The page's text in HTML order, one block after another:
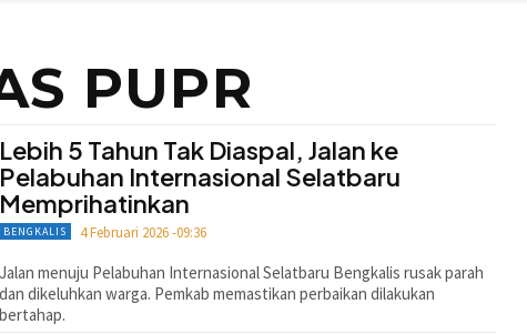
PUPR
Lebih 5 Tahun Tak Diaspal, Jalan ke
Pelabuhan Internasional Selatbaru
Memprihatinkan
BENGKALIS 4 Februari 2026 -09:36
Jalan menuju Pelabuhan Internasional Selatbaru Bengkalis rusak parah
dan dikeluhkan warga. Pemkab memastikan perbaikan dilakukan
bertahap.